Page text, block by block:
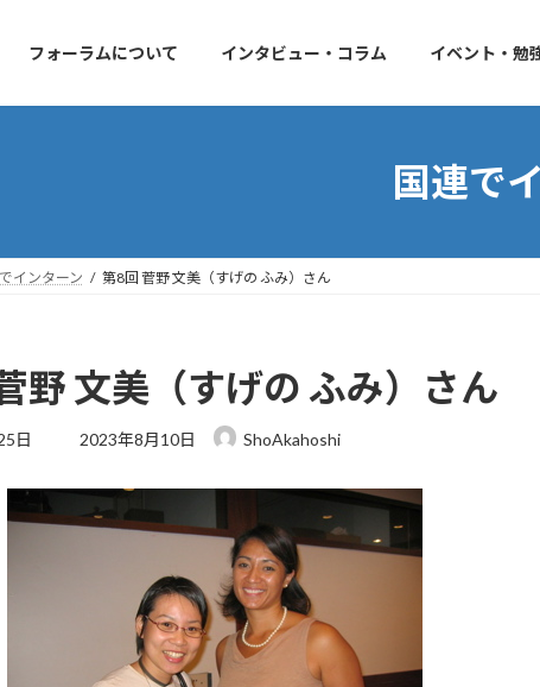
フォーラムについて インタビュー・コラム イベント・勉
国連で
インターン 第8回 菅野 文美（すげの ふみ）さん
野 文美（すげの ふみ）さん
日
最
日
2023年8月10日 ShoAkahoshi